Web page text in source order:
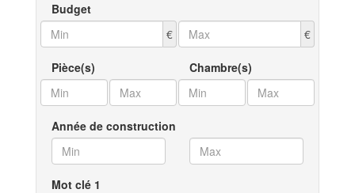
Budget
€
€
Pièce(s) Chambre(s)
Année de construction
Mot clé 1